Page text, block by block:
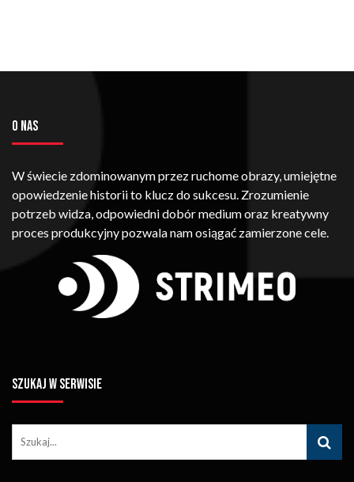
O NAS
W świecie zdominowanym przez ruchome obrazy, umiejętne
opowiedzenie historii to klucz do sukcesu. Zrozumienie
potrzeb widza, odpowiedni dobór medium oraz kreatywny
proces produkcyjny pozwala nam osiągać zamierzone cele.
SZUKAJ W SERWISIE